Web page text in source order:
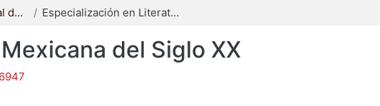
Coordinación Divisional de Posgrado Especialización en Literatura Mexicana del Siglo XX
del Siglo XX